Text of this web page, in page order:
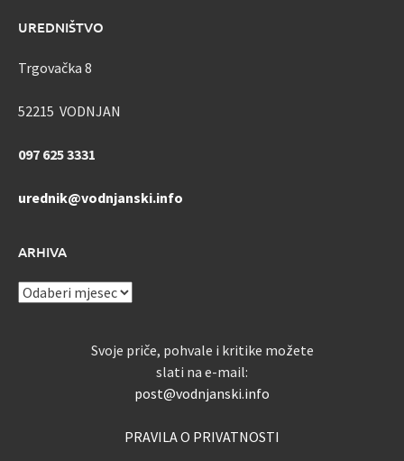
UREDNIŠTVO
Trgovačka 8
52215 VODNJAN
097 625 3331
urednik@vodnjanski.info
ARHIVA
ARHIVA
Svoje priče, pohvale i kritike možete
slati na e-mail:
post@vodnjanski.info
PRAVILA O PRIVATNOSTI